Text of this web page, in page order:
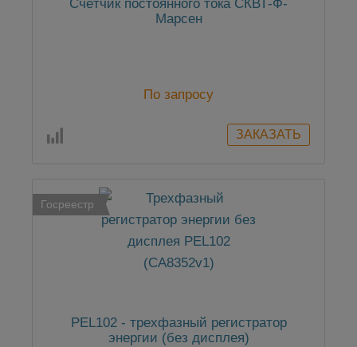
Счётчик постоянного тока СКВТ-Ф-
Марсен
По запросу
Госреестр
PEL102 - трехфазный регистратор
энергии (без дисплея)